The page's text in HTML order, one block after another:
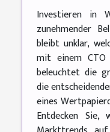
Investieren in
zunehmender
bleibt unklar,
mit einem CTO
beleuchtet die
die
eines
Entdecken Sie,